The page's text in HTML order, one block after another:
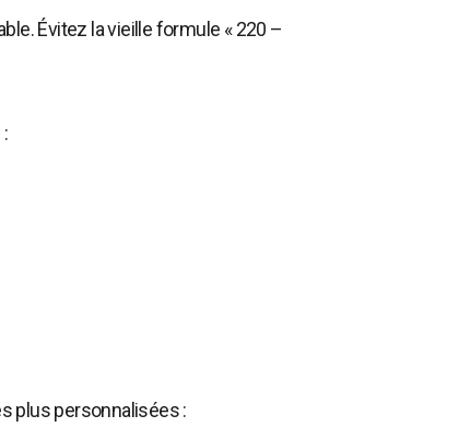
Évitez la vieille formule « 220 –
plus personnalisées :